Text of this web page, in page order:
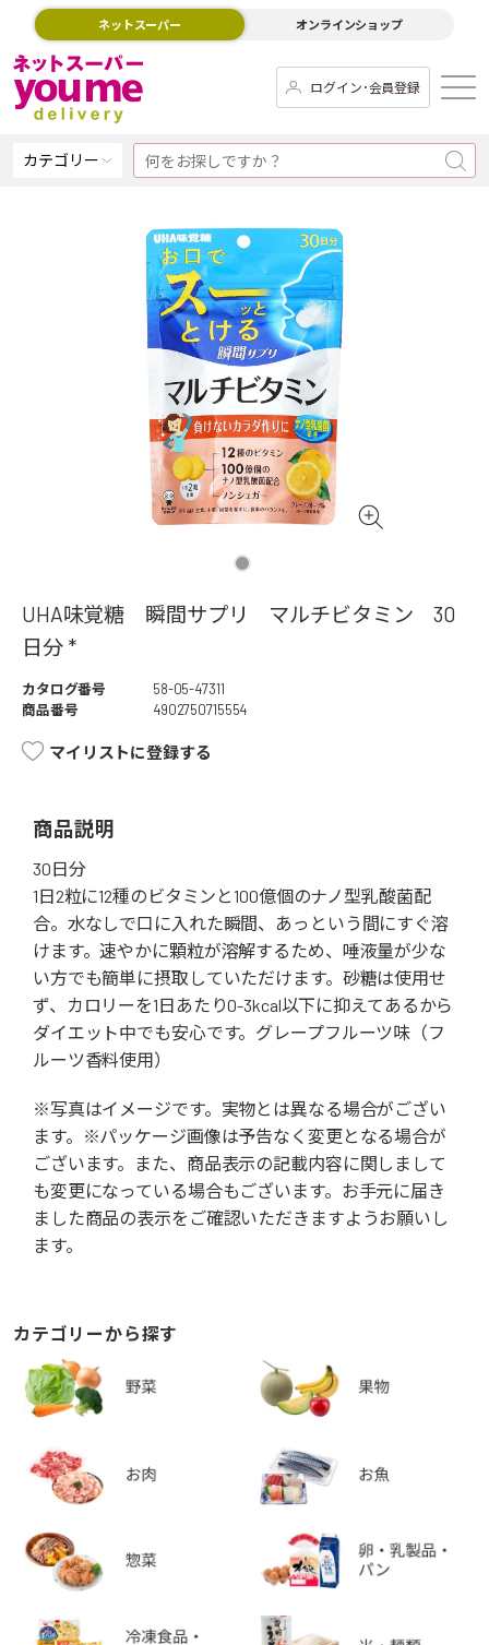
ネットスーパー オンラインショップ
ログイン･会員登録
カテゴリー
UHA味覚糖 瞬間サプリ マルチビタミン 30
日分 *
カタログ番号
58-05-47311
商品番号
4902750715554
マイリストに登録する
商品説明
30日分
1日2粒に12種のビタミンと100億個のナノ型乳酸菌配
合。水なしで口に入れた瞬間、あっという間にすぐ溶
けます。速やかに顆粒が溶解するため、唾液量が少な
い方でも簡単に摂取していただけます。砂糖は使用せ
ず、カロリーを1日あたり0-3kcal以下に抑えてあるから
ダイエット中でも安心です。グレープフルーツ味（フ
ルーツ香料使用）
※写真はイメージです。実物とは異なる場合がござい
ます。※パッケージ画像は予告なく変更となる場合が
ございます。また、商品表示の記載内容に関しまして
も変更になっている場合もございます。お手元に届き
ました商品の表示をご確認いただきますようお願いし
ます。
カテゴリーから探す